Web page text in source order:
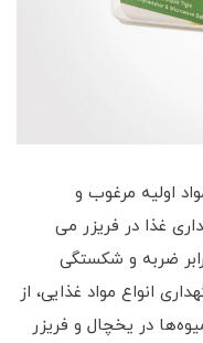
لیمون از مواد اولیه مرغوب و
غذا در فریزر می
ضربه و شکستگی
انواع مواد غذایی، از
در یخچال و فریزر